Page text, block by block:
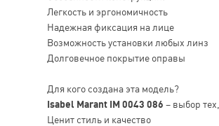
Легкость и эргономичность
Надежная фиксация на лице
Возможность установки любых линз
Долговечное покрытие оправы
Для кого создана эта модель?
Isabel Marant IM 0043 086 – выбор
Ценит стиль и качество